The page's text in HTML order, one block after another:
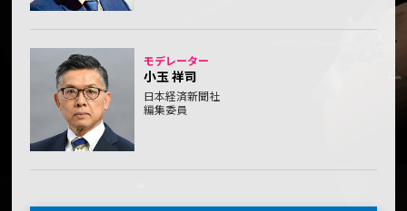
モデレーター
小玉 祥司
日本経済新聞社
編集委員